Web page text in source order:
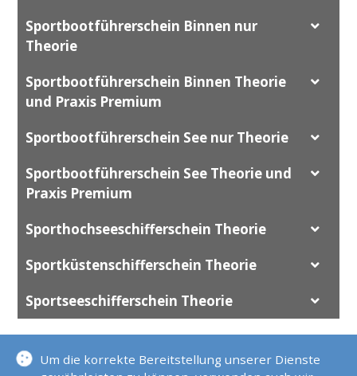
Sportbootführerschein Binnen nur
Theorie
Sportbootführerschein Binnen Theorie
und Praxis Premium
Sportbootführerschein See nur Theorie
Sportbootführerschein See Theorie und
Praxis Premium
Sporthochseeschifferschein Theorie
Sportküstenschifferschein Theorie
Sportseeschifferschein Theorie
Um die korrekte Bereitstellung unserer Dienste